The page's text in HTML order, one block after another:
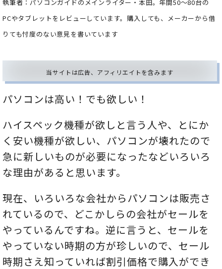
執筆者：パソコンガイドのメインライター・本田。年間50～80台の
PCやタブレットをレビューしています。購入しても、メーカーから借
りても忖度のない意見を書いています
当サイトは広告、アフィリエイトを含みます
パソコンは高い！でも欲しい！
ハイスペック機種が欲しと言う人や、とにか
く安い機種が欲しい、パソコンが壊れたので
急に新しいものが必要になったなどいろいろ
な理由があると思います。
現在、いろいろな会社からパソコンは販売さ
れているので、どこかしらの会社がセールを
やっているんですね。逆に言うと、セールを
やっていない時期の方が珍しいので、セール
時期さえ知っていれば割引価格で購入ができ